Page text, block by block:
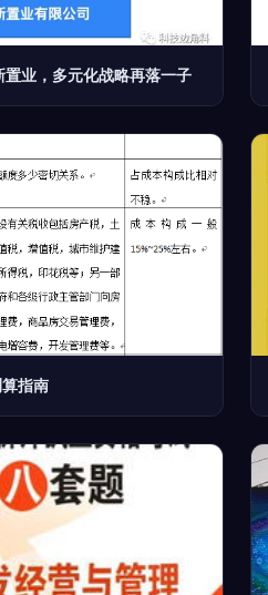
业，多元化战略再落一子
指南